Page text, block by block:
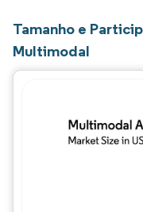
Tamanho e
Multimodal